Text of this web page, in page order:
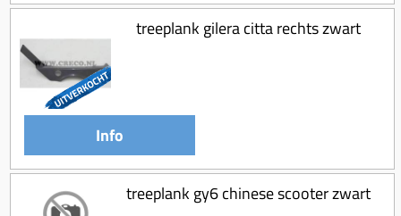
treeplank gilera citta rechts zwart
Info
treeplank gy6 chinese scooter zwart